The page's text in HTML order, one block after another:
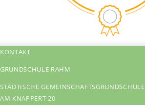
KONTAKT
GRUNDSCHULE RAHM
STÄDTISCHE GEMEINSCHAFTSGRUNDSCHULE
AM KNAPPERT 20